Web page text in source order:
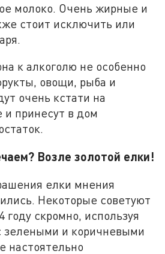
молоко. Очень жирные и
стоит исключить или
к алкоголю не особенно
овощи, рыба и
очень кстати на
и принесут в дом
Возле золотой елки!
елки мнения
Некоторые советуют
году скромно, используя
зелеными и коричневыми
настоятельно